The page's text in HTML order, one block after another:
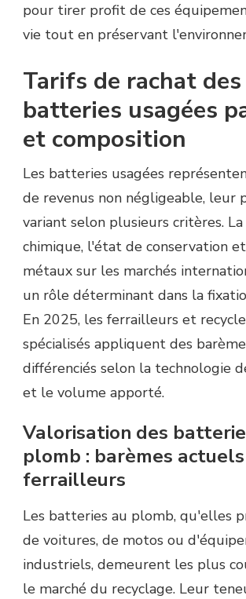
pour tirer profit de ces
vie tout en préservant
Tarifs de rachat des
batteries usagées
et composition
Les batteries usagées
de revenus non négligeable, leur
variant selon plusieurs critères.
chimique, l'état de conservation
métaux sur les marchés
un rôle déterminant dans la
En 2025, les ferrailleurs et
spécialisés appliquent des
différenciés selon la technologie
et le volume apporté.
Valorisation des
plomb : barèmes
ferrailleurs
Les batteries au plomb, qu'elles
de voitures, de motos ou
industriels, demeurent les plus
le marché du recyclage. Leur